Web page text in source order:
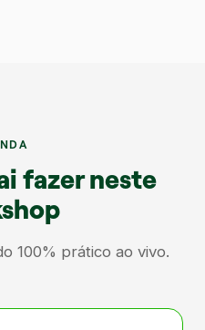
fazer neste
100% prático ao vivo.